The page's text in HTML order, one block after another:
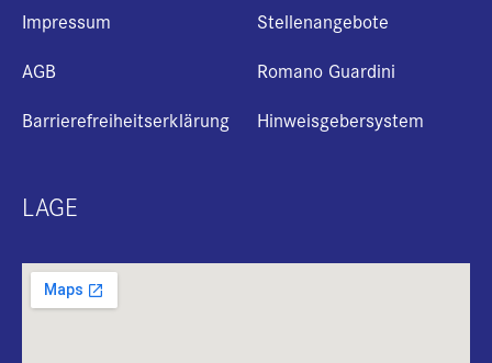
Impressum
AGB
Barrierefreiheitserklärung
Stellenangebote
Romano Guardini
Hinweisgebersystem
LAGE